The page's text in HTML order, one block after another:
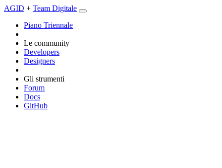
AGID + Team Digitale
Piano Triennale
Le community
Developers
Designers
Gli strumenti
Forum
Docs
GitHub